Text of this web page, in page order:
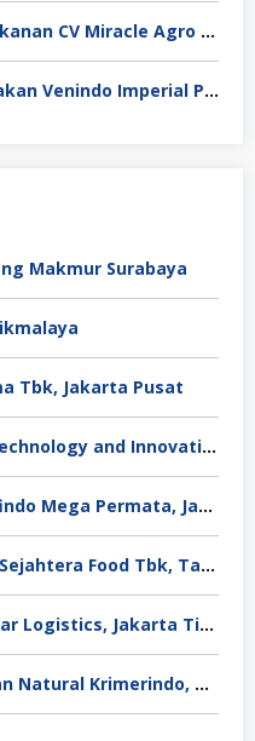
Operator Produksi Makanan CV Miracle Agro Spices Sidoarjo
Staff Finishing Percetakan Venindo Imperial Perkasa Bandung Kota
Makmur Surabaya
Tbk, Jakarta Pusat
Satpam PT Paragon Technology and Innovation Jakarta
Legal Manager PT Yafindo Mega Permata, Jakarta Barat
Security PT Tiga Pilar Sejahtera Food Tbk, Tangerang
Legal Officer PT Puninar Logistics, Jakarta Timur
Legal Officer PT Lautan Natural Krimerindo, Mojokerto